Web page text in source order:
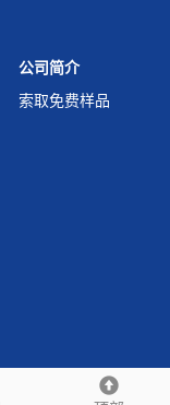
公司简介
索取免费样品